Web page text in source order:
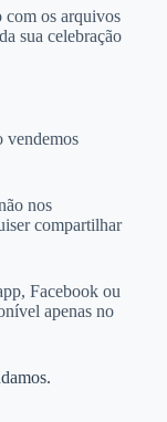
com os arquivos
sua celebração
vendemos
nos
compartilhar
Facebook ou
apenas no